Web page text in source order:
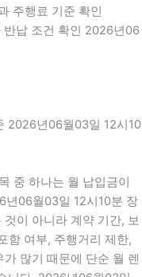
주행료 기준 확인
반납 조건 확인 2026년06
2026년06월03일 12시10
중 하나는 월 납입금이
년06월03일 12시10분 장
이 아니라 계약 기간, 보
함 여부, 주행거리 제한,
많기 때문에 단순 월 렌